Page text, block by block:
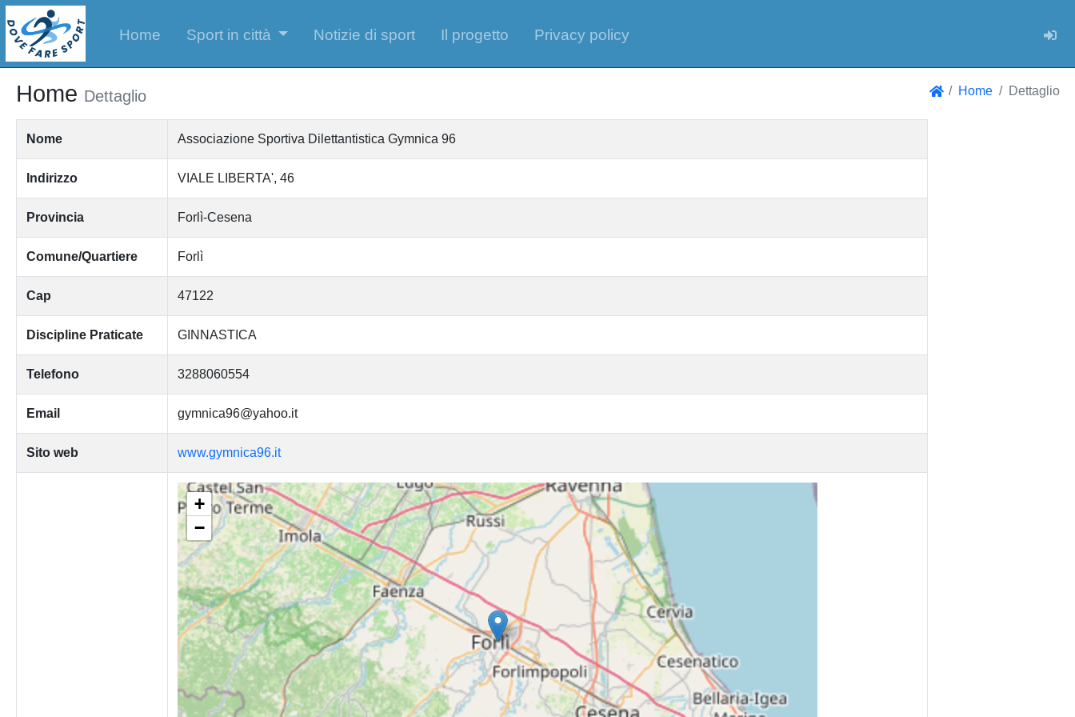
Home Sport in città Notizie di sport Il progetto Privacy policy
Home Dettaglio Home Dettaglio
Nome Associazione Sportiva Dilettantistica Gymnica 96
Indirizzo VIALE LIBERTA', 46
Provincia Forlì-Cesena
Comune/Quartiere Forlì
Cap 47122
Discipline Praticate GINNASTICA
Telefono 3288060554
Email gymnica96@yahoo.it
Sito web www.gymnica96.it
+
−